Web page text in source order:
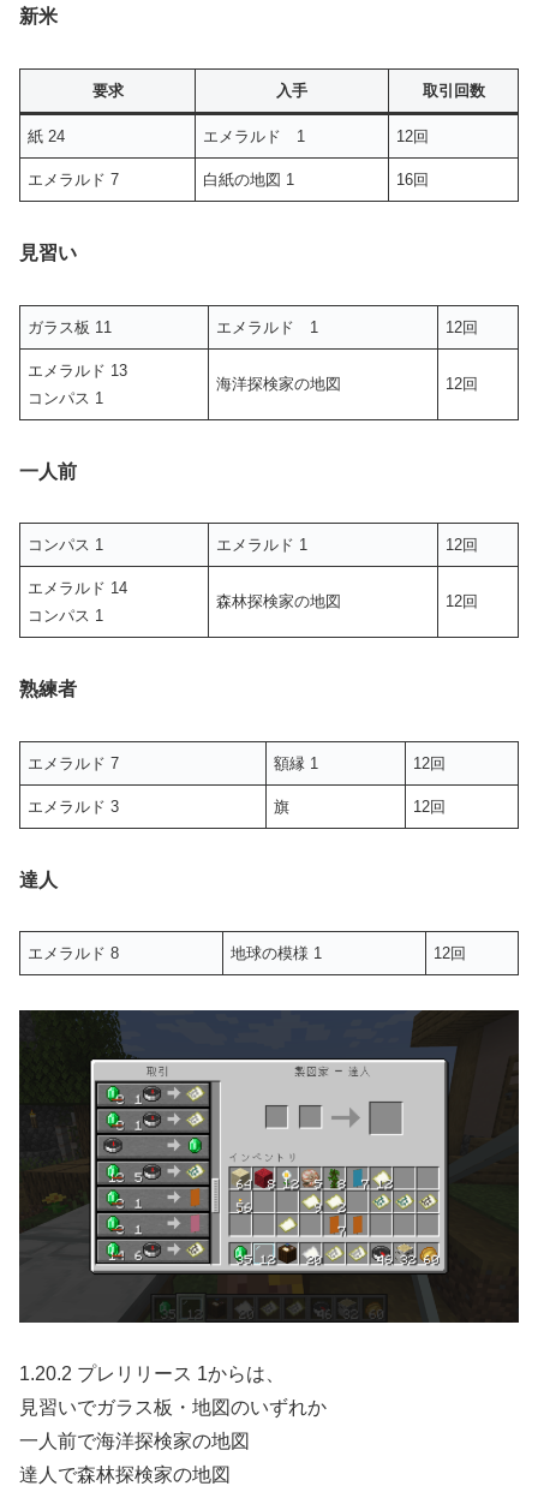
新米
要求 入手 取引回数
紙 24 エメラルド 1 12回
エメラルド 7 白紙の地図 1 16回
見習い
ガラス板 11 エメラルド 1 12回
エメラルド 13
コンパス 1
海洋探検家の地図 12回
一人前
コンパス 1 エメラルド 1 12回
エメラルド 14
コンパス 1
森林探検家の地図 12回
熟練者
エメラルド 7 額縁 1 12回
エメラルド 3 旗 12回
達人
エメラルド 8 地球の模様 1 12回
1.20.2 プレリリース 1からは、
見習いでガラス板・地図のいずれか
一人前で海洋探検家の地図
達人で森林探検家の地図